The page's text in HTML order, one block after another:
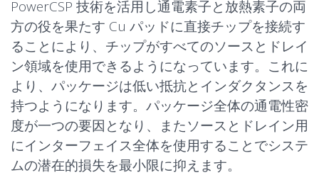
PowerCSP 技術を活用し通電素子と放熱素子の両
方の役を果たす Cu パッドに直接チップを接続す
ることにより、チップがすべてのソースとドレイ
ン領域を使用できるようになっています。これに
より、パッケージは低い抵抗とインダクタンスを
持つようになります。パッケージ全体の通電性密
度が一つの要因となり、またソースとドレイン用
にインターフェイス全体を使用することでシステ
ムの潜在的損失を最小限に抑えます。